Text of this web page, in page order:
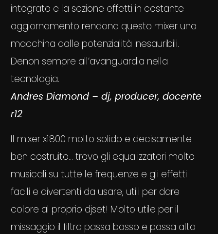
integrato e la sezione effetti in costante
aggiornamento rendono questo mixer una
macchina dalle potenzialità inesauribili.
Denon sempre all’avanguardia nella
tecnologia.
Andres Diamond – dj, producer, docente
r12
Il mixer x1800 molto solido e decisamente
ben costruito… trovo gli equalizzatori molto
musicali su tutte le frequenze e gli effetti
facili e divertenti da usare, utili per dare
colore al proprio djset! Molto utile per il
missaggio il filtro passa basso e passa alto